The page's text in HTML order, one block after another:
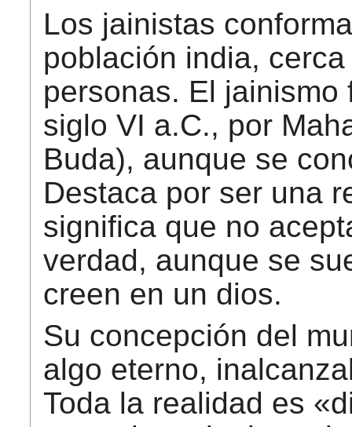
Los jainistas
población india,
personas. El jainismo
siglo VI a.C., por
Buda), aunque se
Destaca por ser una
significa que no
verdad, aunque se
creen en un dios.
Su concepción del
algo eterno,
Toda la realidad es